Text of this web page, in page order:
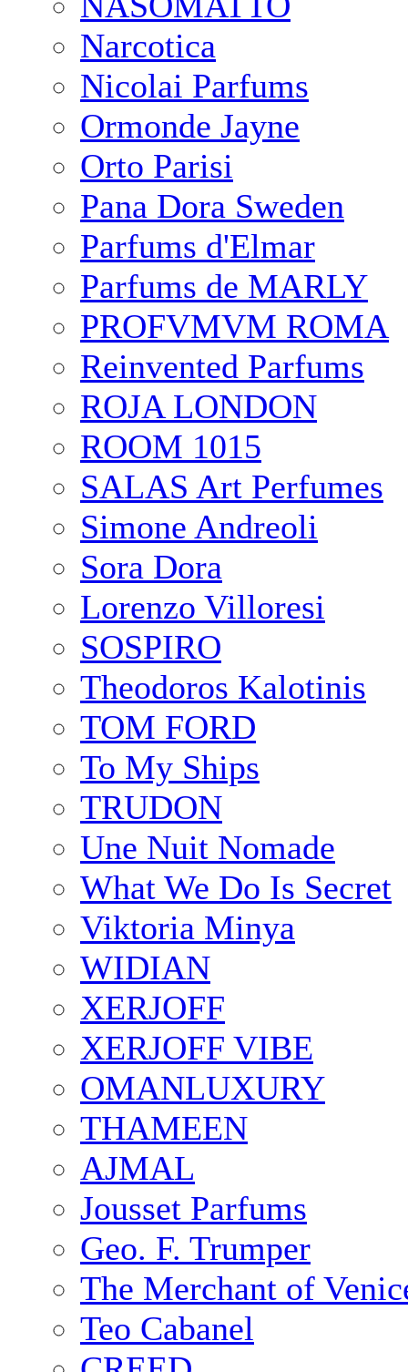
Narcotica
Nicolai Parfums
Ormonde Jayne
Orto Parisi
Pana Dora Sweden
Parfums d'Elmar
Parfums de MARLY
PROFVMVM ROMA
Reinvented Parfums
ROJA LONDON
ROOM 1015
SALAS Art Perfumes
Simone Andreoli
Sora Dora
Lorenzo Villoresi
SOSPIRO
Theodoros Kalotinis
TOM FORD
To My Ships
TRUDON
Une Nuit Nomade
What We Do Is Secret
Viktoria Minya
WIDIAN
XERJOFF
XERJOFF VIBE
OMANLUXURY
THAMEEN
AJMAL
Jousset Parfums
Geo. F. Trumper
The Merchant of
Teo Cabanel